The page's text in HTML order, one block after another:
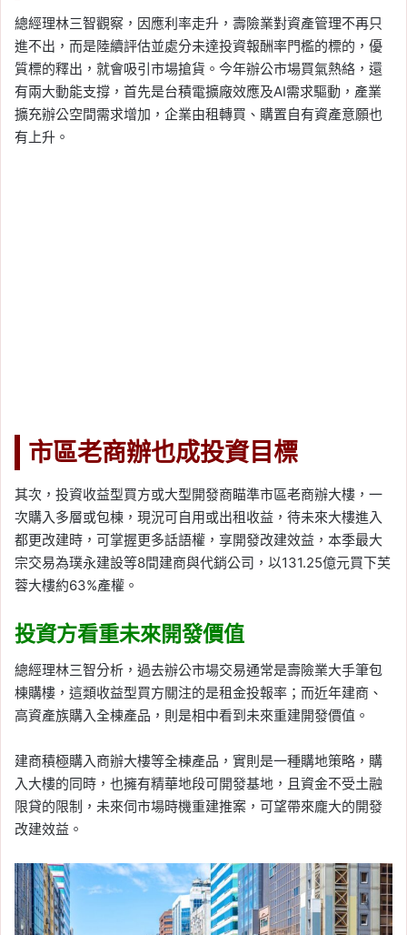
總經理林三智觀察，因應利率走升，壽險業對資產管理不再只
進不出，而是陸續評估並處分未達投資報酬率門檻的標的，優
質標的釋出，就會吸引市場搶貨。今年辦公市場買氣熱絡，還
有兩大動能支撐，首先是台積電擴廠效應及AI需求驅動，產業
擴充辦公空間需求增加，企業由租轉買、購置自有資產意願也
有上升。
市區老商辦也成投資目標
其次，投資收益型買方或大型開發商瞄準市區老商辦大樓，一
次購入多層或包棟，現況可自用或出租收益，待未來大樓進入
都更改建時，可掌握更多話語權，享開發改建效益，本季最大
宗交易為璞永建設等8間建商與代銷公司，以131.25億元買下芙
蓉大樓約63%產權。
投資方看重未來開發價值
總經理林三智分析，過去辦公市場交易通常是壽險業大手筆包
棟購樓，這類收益型買方關注的是租金投報率；而近年建商、
高資產族購入全棟產品，則是相中看到未來重建開發價值。
建商積極購入商辦大樓等全棟產品，實則是一種購地策略，購
入大樓的同時，也擁有精華地段可開發基地，且資金不受土融
限貸的限制，未來伺市場時機重建推案，可望帶來龐大的開發
改建效益。